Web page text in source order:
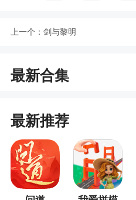
小编评价
1、游戏中的故事非常
分来建立，给玩家带来惊奇
试，挑战自己的极限
3、玩家可以通过战
具，可以提升角色的属性
上一个： 剑与黎明
最新合集
最新推荐